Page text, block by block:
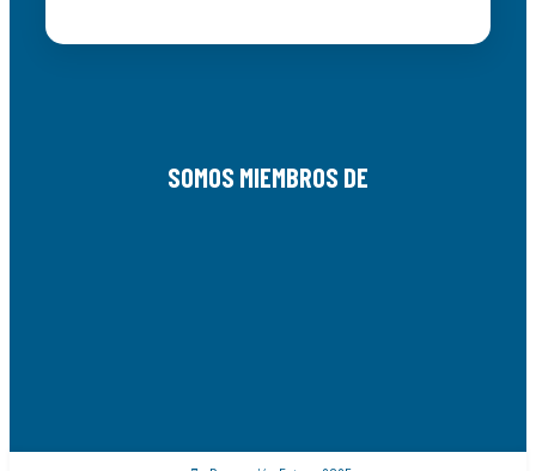
SOMOS MIEMBROS DE